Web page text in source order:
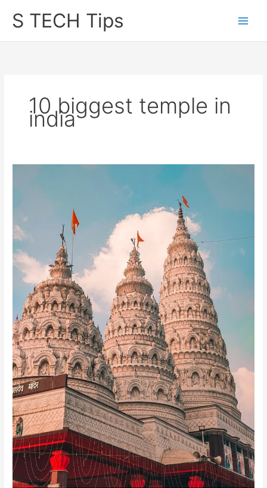
S TECH Tips
10 biggest temple in
india